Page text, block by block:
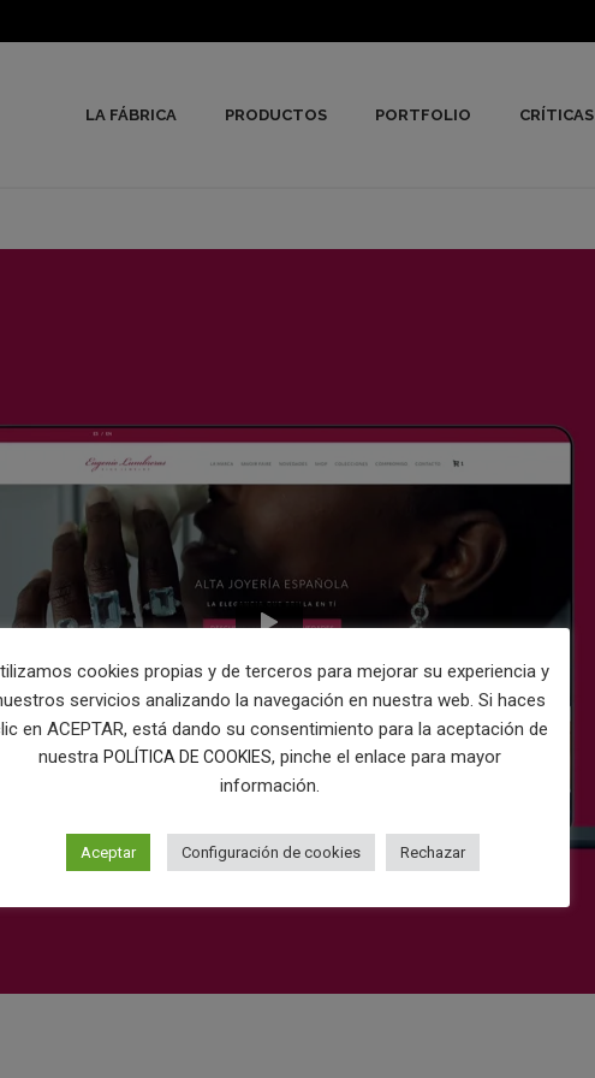
LA FÁBRICA PRODUCTOS PORTFOLIO CRÍTICAS
cookies propias y de terceros para mejorar su experiencia y
servicios analizando la navegación en nuestra web. Si haces
en ACEPTAR, está dando su consentimiento para la aceptación de
nuestra POLÍTICA DE COOKIES, pinche el enlace para mayor
información.
Aceptar Configuración de cookies Rechazar